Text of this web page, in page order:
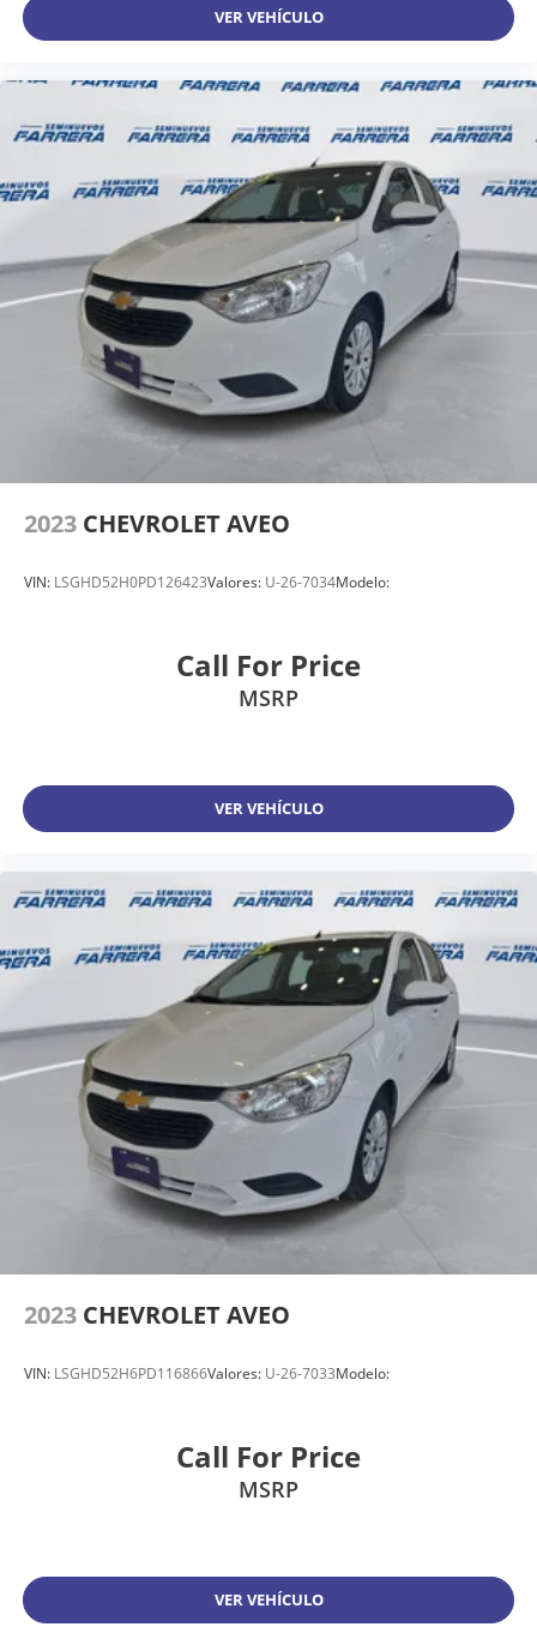
VER VEHÍCULO
2023 CHEVROLET AVEO
VIN: LSGHD52H0PD126423Valores: U-26-7034Modelo:
Call For Price
MSRP
VER VEHÍCULO
2023 CHEVROLET AVEO
VIN: LSGHD52H6PD116866Valores: U-26-7033Modelo:
Call For Price
MSRP
VER VEHÍCULO